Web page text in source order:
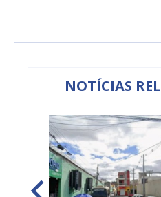
NOTÍCIAS